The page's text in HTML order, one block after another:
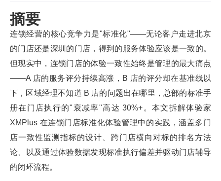
摘要
连锁经营的核心竞争力是"标准化"——无论客户走进北京
的门店还是深圳的门店，得到的服务体验应该是一致的。
但现实中，连锁门店的体验一致性始终是管理的最大痛点
——A 店的服务评分持续高涨，B 店的评分却在基准线以
下，区域经理不知道 B 店的问题出在哪里，总部的标准手
册在门店执行的"衰减率"高达 30%+。本文拆解体验家
XMPlus 在连锁门店标准化体验管理中的实践，涵盖多门
店一致性监测指标的设计、跨门店横向对标的排名方法
论、以及通过体验数据发现标准执行偏差并驱动门店辅导
的闭环流程。